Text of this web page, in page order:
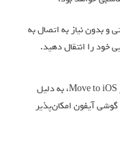
و بدون نیاز به اتصال به
خود را انتقال دهید.
انتقال مخاطبین از اندروید به آیفون با استفاده از Move to iOS، به دلیل
گوشی آیفون امکان‌پذیر